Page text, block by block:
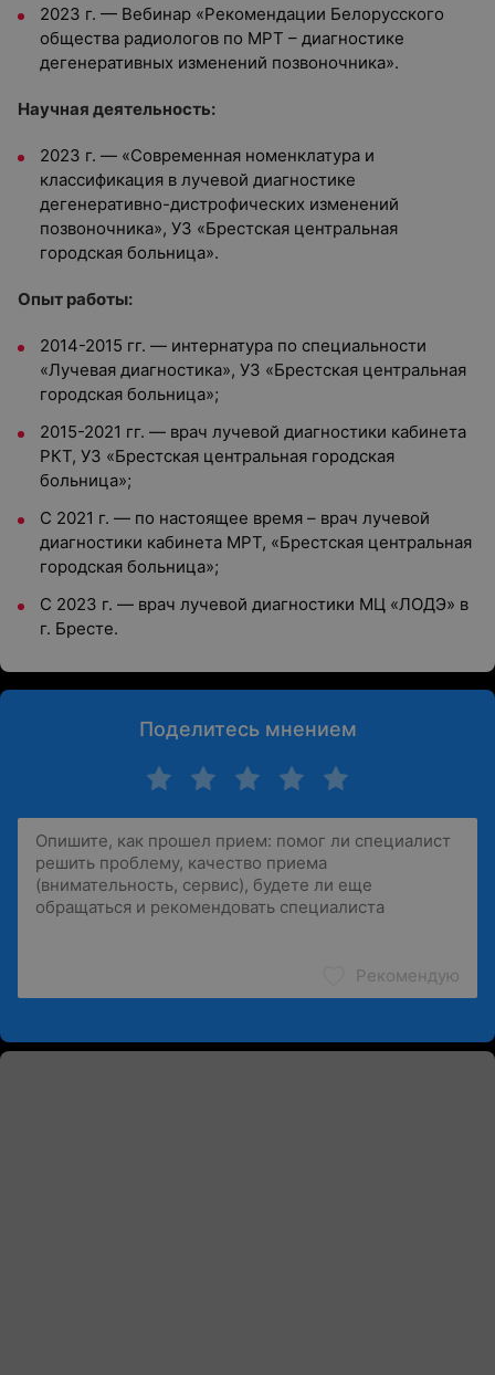
2023 г. — Вебинар «Рекомендации Белорусского
общества радиологов по МРТ – диагностике
дегенеративных изменений позвоночника».
Научная деятельность:
2023 г. — «Современная номенклатура и
классификация в лучевой диагностике
дегенеративно-дистрофических изменений
позвоночника», УЗ «Брестская центральная
городская больница».
Опыт работы:
2014-2015 гг. — интернатура по специальности
«Лучевая диагностика», УЗ «Брестская центральная
городская больница»;
2015-2021 гг. — врач лучевой диагностики кабинета
РКТ, УЗ «Брестская центральная городская
больница»;
С 2021 г. — по настоящее время – врач лучевой
диагностики кабинета МРТ, «Брестская центральная
городская больница»;
С 2023 г. — врач лучевой диагностики МЦ «ЛОДЭ» в
г. Бресте.
Поделитесь мнением
Рекомендую